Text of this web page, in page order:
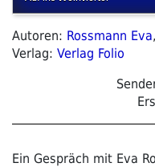
Autoren: Rossmann Eva,
Verlag: Verlag Folio
Ein Gespräch mit Eva